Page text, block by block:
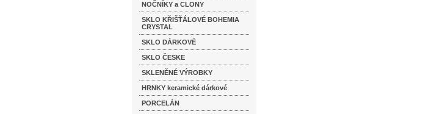
NOČNÍKY a CLONY
SKLO KŘIŠŤÁLOVÉ BOHEMIA
CRYSTAL
SKLO DÁRKOVÉ
SKLO ČESKE
SKLENĚNÉ VÝROBKY
HRNKY keramické dárkové
PORCELÁN